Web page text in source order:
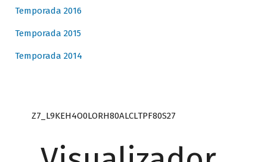
Temporada 2016
Temporada 2015
Temporada 2014
Z7_L9KEH4O0LORH80ALCLTPF80S27